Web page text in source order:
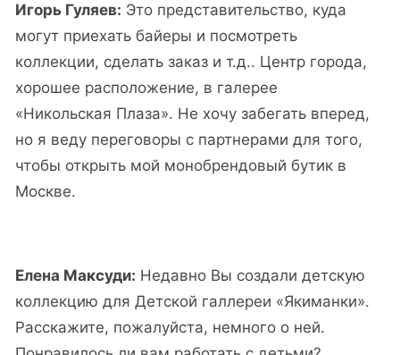
Игорь Гуляев: Это представительство, куда
могут приехать байеры и посмотреть
коллекции, сделать заказ и т.д.. Центр города,
хорошее расположение, в галерее
«Никольская Плаза». Не хочу забегать вперед,
но я веду переговоры с партнерами для того,
чтобы открыть мой монобрендовый бутик в
Москве.
Елена Максуди: Недавно Вы создали детскую
коллекцию для Детской галлереи «Якиманки».
Расскажите, пожалуйста, немного о ней.